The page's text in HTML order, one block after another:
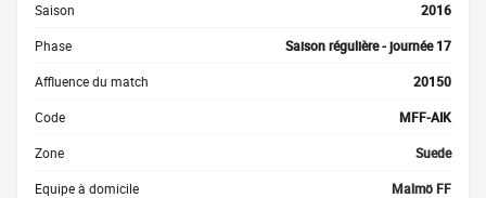
Saison 2016
Phase Saison régulière - journée 17
Affluence du match 20150
Code MFF-AIK
Zone Suede
Equipe à domicile Malmö FF